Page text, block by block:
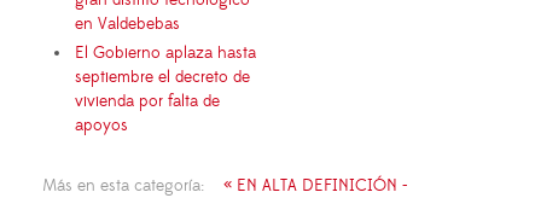
en Valdebebas
El Gobierno aplaza hasta
septiembre el decreto de
vivienda por falta de
apoyos
Más en esta categoría:
« EN ALTA DEFINICIÓN -